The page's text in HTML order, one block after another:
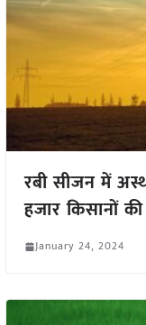
रबी सीजन में
हजार किसानों
January 24, 2024